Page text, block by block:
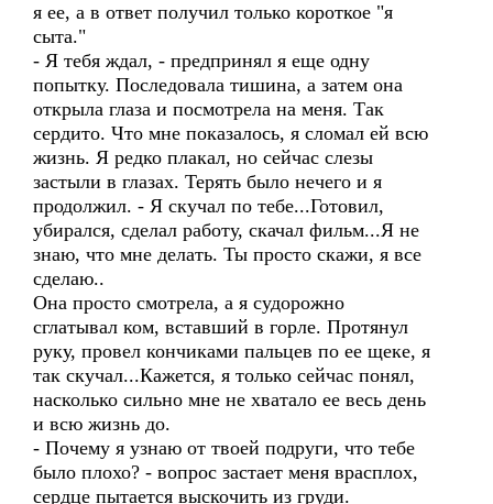
я ее, а в ответ получил только короткое "я
сыта."
- Я тебя ждал, - предпринял я еще одну
попытку. Последовала тишина, а затем она
открыла глаза и посмотрела на меня. Так
сердито. Что мне показалось, я сломал ей всю
жизнь. Я редко плакал, но сейчас слезы
застыли в глазах. Терять было нечего и я
продолжил. - Я скучал по тебе...Готовил,
убирался, сделал работу, скачал фильм...Я не
знаю, что мне делать. Ты просто скажи, я все
сделаю..
Она просто смотрела, а я судорожно
сглатывал ком, вставший в горле. Протянул
руку, провел кончиками пальцев по ее щеке, я
так скучал...Кажется, я только сейчас понял,
насколько сильно мне не хватало ее весь день
и всю жизнь до.
- Почему я узнаю от твоей подруги, что тебе
было плохо? - вопрос застает меня врасплох,
сердце пытается выскочить из груди.